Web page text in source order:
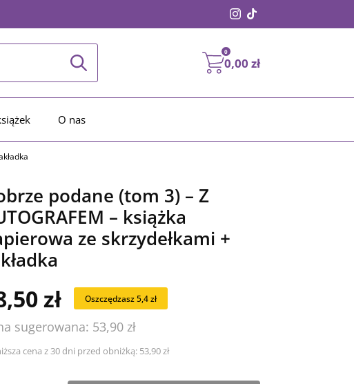
0,00 zł
0
O nas
podane (tom 3) – Z
– książka
ze skrzydełkami +
zł
sugerowana: 53,90 zł
Oszczędzasz 5,4 zł
cena z 30 dni przed obniżką: 53,90 zł